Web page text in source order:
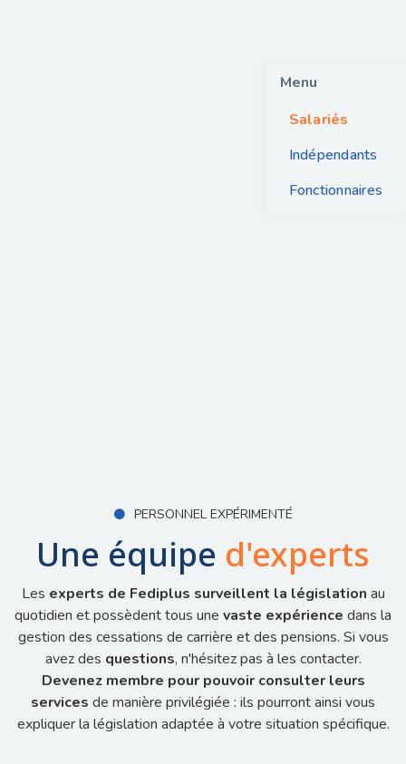
 PERSONNEL EXPÉRIMENTÉ
Une équipe d'experts
Les experts de Fediplus surveillent la législation au
quotidien et possèdent tous une vaste expérience dans la
gestion des cessations de carrière et des pensions. Si vous
avez des questions, n'hésitez pas à les contacter.
Devenez membre pour pouvoir consulter leurs
services de manière privilégiée : ils pourront ainsi vous
expliquer la législation adaptée à votre situation spécifique.
Menu
Salariés
Indépendants
Fonctionnaires